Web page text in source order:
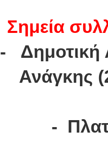
Σημεία
- Δημοτική
Ανάγκης
-